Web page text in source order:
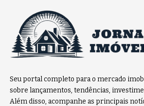
Seu portal completo para o mercado
sobre lançamentos, tendências,
Além disso, acompanhe as principais